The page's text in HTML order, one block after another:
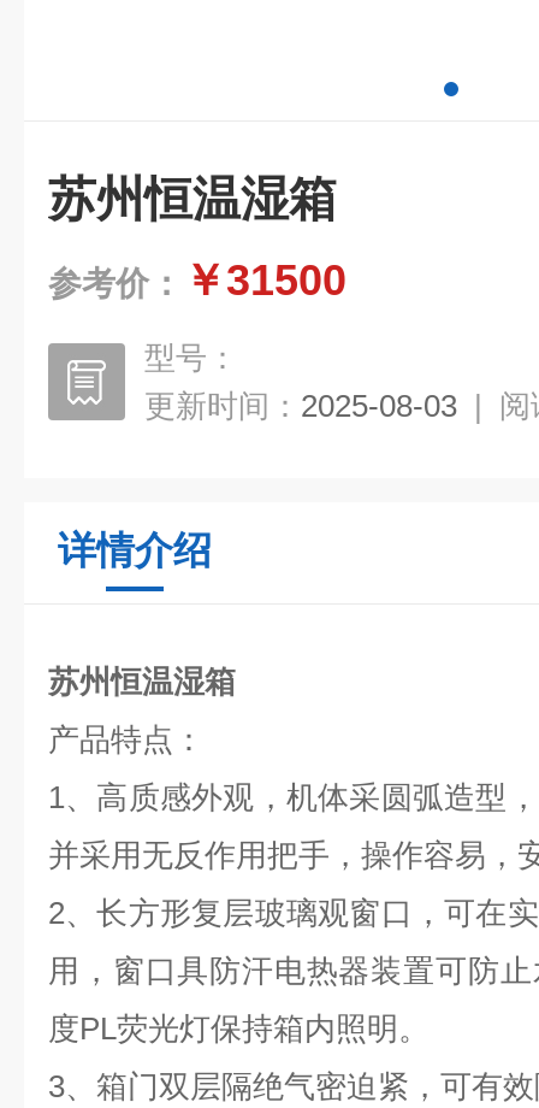
苏州恒温湿箱
参考价： ￥31500
型号：
更新时间： 2025-08-03 | 阅
详情介绍
苏州恒温湿箱
产品特点：
1、 高质感外观，机体采圆弧造型
并采用无反作用把手，操作容易，
2、长方形复层玻璃观窗口，可在
用，窗口具防汗电热器装置可防
度PL荧光灯保持箱内照明。
3、 箱门双层隔绝气密迫紧，可有